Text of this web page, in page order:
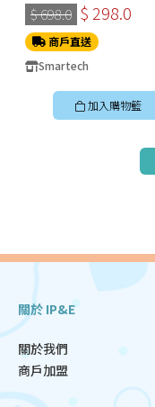
冬甩機 SM-2228
$ 698.0 $ 298.0
商戶直送
Smartech
加入購物籃
關於 IP&E
關於我們
商戶加盟